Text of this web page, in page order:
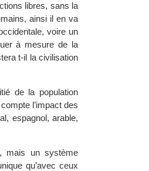
libres, sans la
ainsi il en va
voire un
à mesure de la
t-il la civilisation
de la population
l’impact des
espagnol, arable,
mais un système
qu’avec ceux